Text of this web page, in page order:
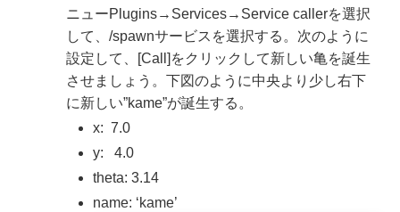
ニューPlugins→Services→Service callerを選択
して、/spawnサービスを選択する。次のように
設定して、[Call]をクリックして新しい亀を誕生
させましょう。下図のように中央より少し右下
に新しい”kame”が誕生する。
x: 7.0
y: 4.0
theta: 3.14
name: ‘kame’